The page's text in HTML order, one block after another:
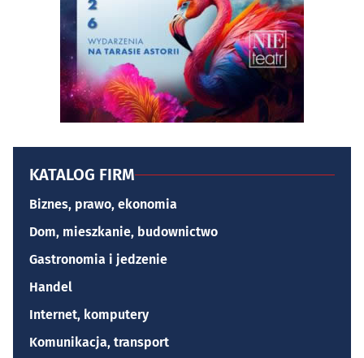
KATALOG FIRM
Biznes, prawo, ekonomia
Dom, mieszkanie, budownictwo
Gastronomia i jedzenie
Handel
Internet, komputery
Komunikacja, transport